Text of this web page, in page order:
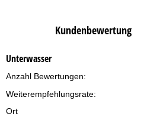
Kundenbewertung
Unterwasser
Anzahl Bewertungen:
Weiterempfehlungsrate:
Ort